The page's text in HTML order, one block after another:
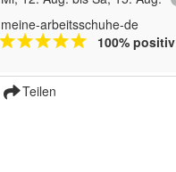
meine-arbeitsschuhe-de
100% positiv
Teilen